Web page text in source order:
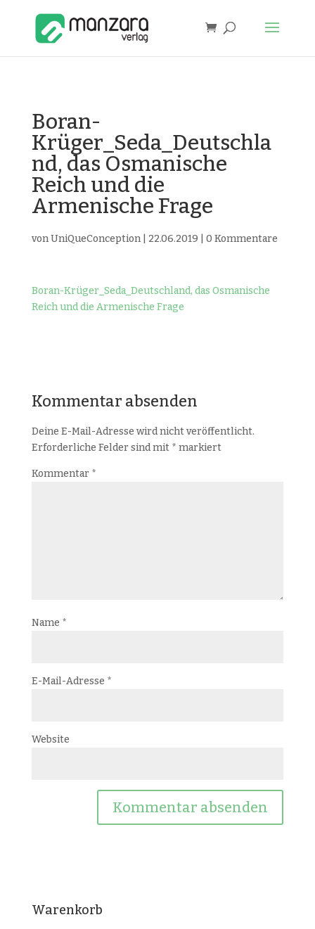
Boran-
Krüger_Seda_Deutschla
nd, das Osmanische
Reich und die
Armenische Frage
vonUniQueConception| 22.06.2019 0 Kommentare
Boran-Krüger_Seda_Deutschland, das Osmanische
Reich und die Armenische Frage
Kommentar absenden
Deine E-Mail-Adresse wird nicht veröffentlicht.
Erforderliche Felder sind mit * markiert
Kommentar *
Name *
E-Mail-Adresse *
Website
Warenkorb